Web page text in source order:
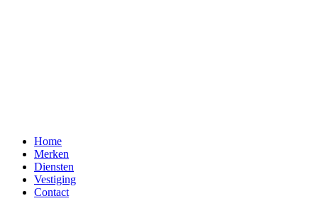
Home
Merken
Diensten
Vestiging
Contact